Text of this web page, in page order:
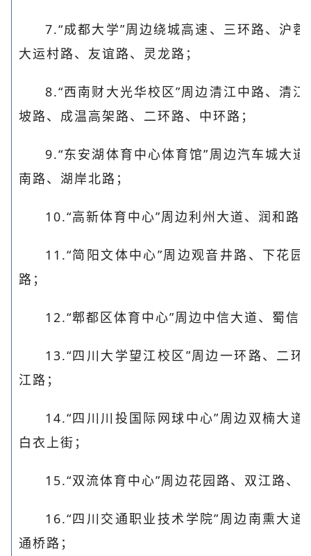
7.“成都大学”周边绕城高速、三环路、沪
大运村路、友谊路、灵龙路；
8.“西南财大光华校区”周边清江中路、清
坡路、成温高架路、二环路、中环路；
9.“东安湖体育中心体育馆”周边汽车城大
南路、湖岸北路；
10.“高新体育中心”周边利州大道、润和路
11.“简阳文体中心”周边观音井路、下花
路；
12.“郫都区体育中心”周边中信大道、蜀信
13.“四川大学望江校区”周边一环路、二
江路；
14.“四川川投国际网球中心”周边双楠大
白衣上街；
15.“双流体育中心”周边花园路、双江路、
16.“四川交通职业技术学院”周边南熏大
通桥路；